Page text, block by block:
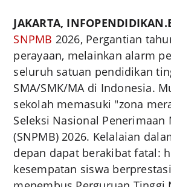
JAKARTA,
SNPMB 2026, Pergantian
perayaan, melainkan alarm
seluruh satuan pendidikan
SMA/SMK/MA di Indonesia.
sekolah memasuki "zona
Seleksi Nasional Penerimaan
(SNPMB) 2026. Kelalaian
depan dapat berakibat fatal:
kesempatan siswa